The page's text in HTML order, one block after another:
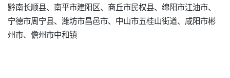
黔南长顺县、南平市建阳区、商丘市民权县、绵阳市江油市、
宁德市周宁县、潍坊市昌邑市、中山市五桂山街道、咸阳市彬
州市、儋州市中和镇